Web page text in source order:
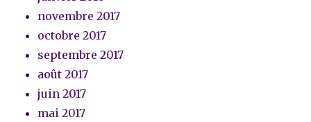
novembre 2017
octobre 2017
septembre 2017
août 2017
juin 2017
mai 2017